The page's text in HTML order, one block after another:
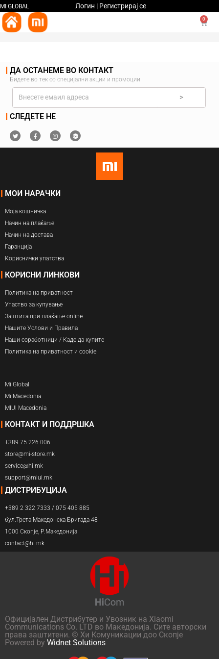
MI GLOBAL Логин | Регистрирај се
0
ДА ОСТАНЕМЕ ВО КОНТАКТ
Бидете во тек со специјални акции и промоции
>
СЛЕДЕТЕ НЕ
МОИ НАРАЧКИ
Моја кошничка
Начин на плаќање
Начин на достава
Гаранција
Кориснички упатства
КОРИСНИ ЛИНКОВИ
Политика на приватност
Упаство за купување
Заштита при плаќање online
Нашите Услови и Правила
Наши соработници / Каде да купите
Политика на приватност и cookie
Mi Global
Mi Macedonia
MIUI Macedonia
КОНТАКТ И ПОДДРШКА
+389 75 226 006
store@mi-store.mk
service@hi.mk
support@miui.mk
ДИСТРИБУЦИЈА
+389 2 322 7333 / 075 405 885
бул.Трета Македонска Бригада 48
1000 Скопје, Р.Македонија
contact@hi.mk
Официјален Дистрибутер и Увозник на Xiaomi
Communications Co. LTD во Македонија. Сите авторски
права заштитени. © Хи Комуникации доо Скопје
Powered by Widnet Solutions